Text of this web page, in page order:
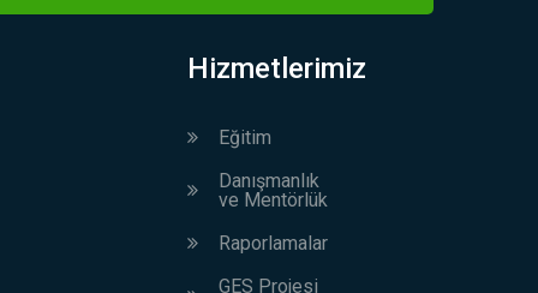
Hizmetlerimiz
Eğitim
Danışmanlık
ve Mentörlük
Raporlamalar
GES Projesi